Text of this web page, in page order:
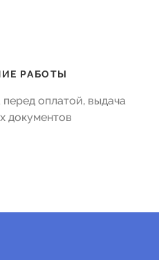
РАБОТЫ
оплатой, выдача
документов